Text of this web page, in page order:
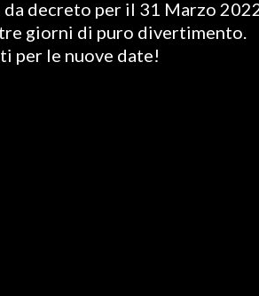
decreto per il 31 Marzo
giorni di puro divertimento.
per le nuove date!